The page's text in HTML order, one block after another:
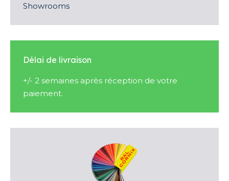
Showrooms
Délai de livraison
+/- 2 semaines après réception de votre
paiement.